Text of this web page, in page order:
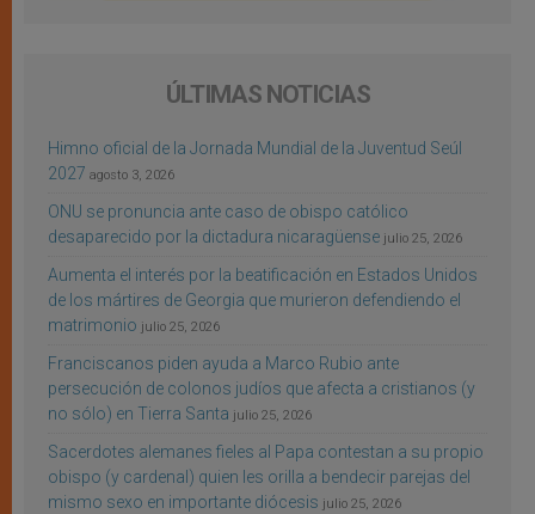
ÚLTIMAS NOTICIAS
Himno oficial de la Jornada Mundial de la Juventud Seúl
2027 agosto 3, 2026
ONU se pronuncia ante caso de obispo católico
desaparecido por la dictadura nicaragüense julio 25, 2026
Aumenta el interés por la beatificación en Estados Unidos
de los mártires de Georgia que murieron defendiendo el
matrimonio julio 25, 2026
Franciscanos piden ayuda a Marco Rubio ante
persecución de colonos judíos que afecta a cristianos (y
no sólo) en Tierra Santa julio 25, 2026
Sacerdotes alemanes fieles al Papa contestan a su propio
obispo (y cardenal) quien les orilla a bendecir parejas del
mismo sexo en importante diócesis julio 25, 2026